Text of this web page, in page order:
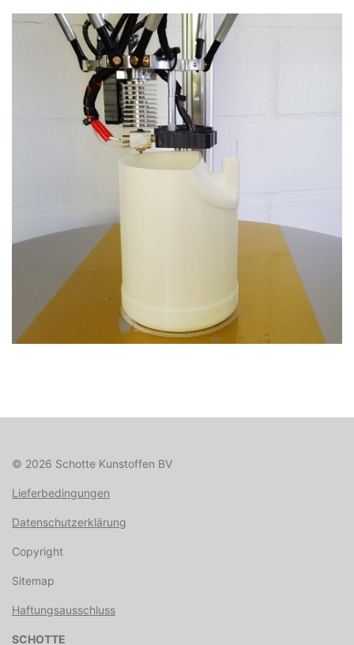
© 2026 Schotte Kunstoffen BV
Lieferbedingungen
Datenschutzerklärung
Copyright
Sitemap
Haftungsausschluss
SCHOTTE